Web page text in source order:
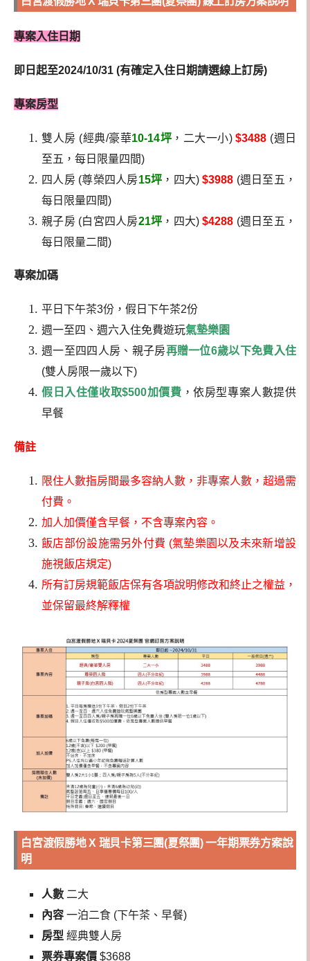
專案入住日期
即日起至2024/10/31 (有確定入住日期請選線上訂房)
專案房型
雙人房 (經典/豪華10-14坪 ，二大一小)$3488 (週日
至五，每日限量四間)
四人房 (尊榮四人房15坪 ，四大)$3988 (週日至五，
每日限量四間)
親子房 (白宮四人房21坪 ，四大)$4288 (週日至五，
每日限量二間)
專案加碼
平日下午茶3份，假日下午茶2份
週一至四、週六入住免費遊玩氣墊樂園
週一至四四人房、親子房再贈一位6歲以下免費入住
(雙人房限一歲以下)
假日入住僅收取$500加價費 ，依房型專案人數提供
早餐
備註
限住人數指房間最多容納人數，非專案人數，超過需
付費。
加人加價僅含早餐，不含專案內容。
飯店部份設施需另外付費 (氣墊樂園以及未來新增設
施視飯店規定)
所有訂房規範飯店保有各項說明修改和終止之權益，
並保留最終解釋權
白宮渡假勝地 X 瑞貝卡第三團(夏祭團) 一年期票券方案說
明
人數 二大
內容 一泊二食 (下午茶、早餐)
房型 經典雙人房
票券專案價 $3688